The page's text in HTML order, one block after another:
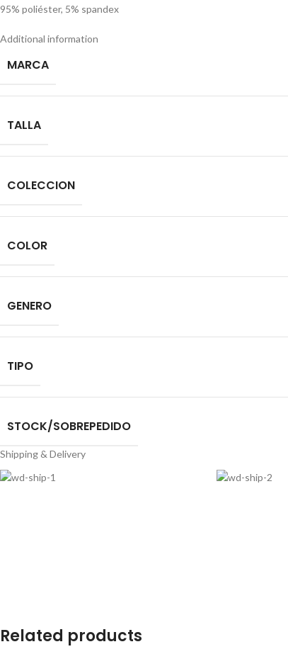
95% poliéster, 5% spandex
Additional information
MARCA
TALLA
COLECCION
COLOR
GENERO
TIPO
STOCK/SOBREPEDIDO
Shipping & Delivery
Related products